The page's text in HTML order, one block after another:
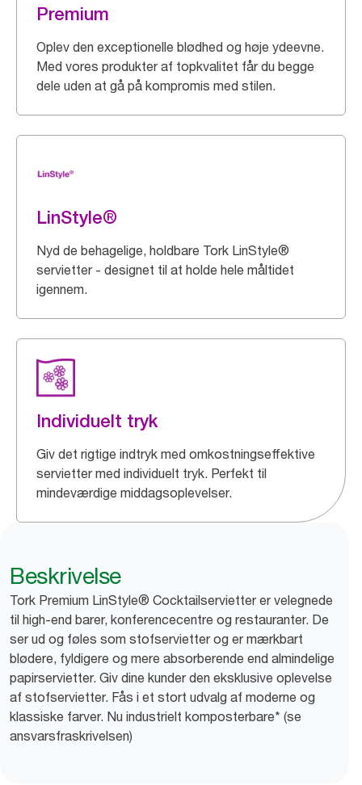
Premium
Oplev den exceptionelle blødhed og høje ydeevne.
Med vores produkter af topkvalitet får du begge
dele uden at gå på kompromis med stilen.
LinStyle®
Nyd de behagelige, holdbare Tork LinStyle®
servietter - designet til at holde hele måltidet
igennem.
Individuelt tryk
Giv det rigtige indtryk med omkostningseffektive
servietter med individuelt tryk. Perfekt til
mindeværdige middagsoplevelser.
Beskrivelse
Tork Premium LinStyle® Cocktailservietter er velegnede
til high-end barer, konferencecentre og restauranter. De
ser ud og føles som stofservietter og er mærkbart
blødere, fyldigere og mere absorberende end almindelige
papirservietter. Giv dine kunder den eksklusive oplevelse
af stofservietter. Fås i et stort udvalg af moderne og
klassiske farver. Nu industrielt komposterbare* (se
ansvarsfraskrivelsen)